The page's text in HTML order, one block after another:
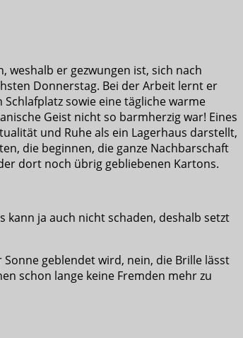
weshalb er gezwungen ist, sich nach
Donnerstag. Bei der Arbeit lernt er
sowie eine tägliche warme
Geist nicht so barmherzig war! Eines
und Ruhe als ein Lagerhaus darstellt,
die beginnen, die ganze Nachbarschaft
dort noch übrig gebliebenen Kartons.
kann ja auch nicht schaden, deshalb setzt
geblendet wird, nein, die Brille lässt
schon lange keine Fremden mehr zu